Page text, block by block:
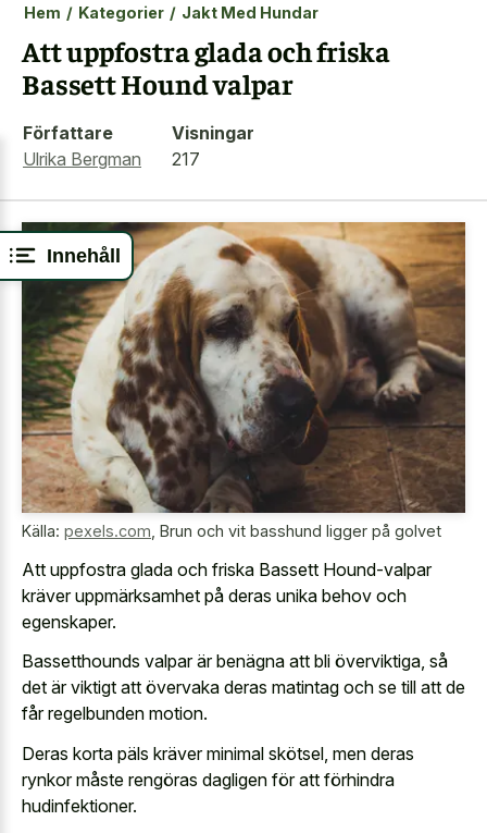
Innehåll
Hem / Kategorier / Jakt Med Hundar
Att uppfostra glada och friska
Bassett Hound valpar
Författare
Ulrika Bergman
Visningar
217
Källa: pexels.com Brun och vit basshund ligger på golvet
Att uppfostra glada och friska Bassett Hound-valpar
kräver uppmärksamhet på deras unika behov och
egenskaper.
Bassetthounds valpar är benägna att bli överviktiga, så
det är viktigt att övervaka deras matintag och se till att de
får regelbunden motion.
Deras korta päls kräver minimal skötsel, men deras
rynkor måste rengöras dagligen för att förhindra
hudinfektioner.